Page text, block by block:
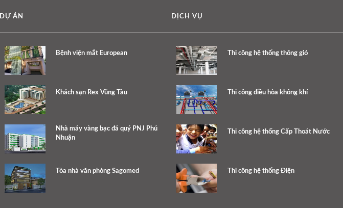
DỰ ÁN
Bệnh viện mắt European
Khách sạn Rex Vũng Tàu
Nhà máy vàng bạc đá quý PNJ Phú
Nhuận
Tòa nhà văn phòng Sagomed
DỊCH VỤ
Thi công hệ thống thông gió
Thi công điều hòa không khí
Thi công hệ thống Cấp Thoát Nước
Thi công hệ thống Điện